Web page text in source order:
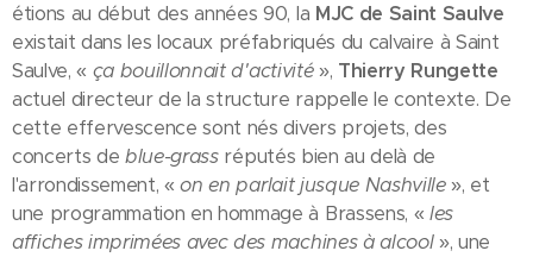
étions au début des années 90, la MJC de Saint Saulve
existait dans les locaux préfabriqués du calvaire à Saint
Saulve, « ça bouillonnait d'activité», Thierry Rungette
actuel directeur de la structure rappelle le contexte. De
cette effervescence sont nés divers projets, des
concerts deblue-grassréputés bien au delà de
l'arrondissement, «on en parlait jusque Nashville», et
une programmation en hommage à Brassens, « les
affiches imprimées avec des machines à alcool», une